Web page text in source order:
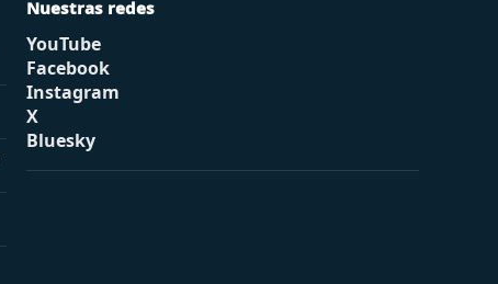
Nuestras redes
YouTube
Facebook
Instagram
X
Bluesky